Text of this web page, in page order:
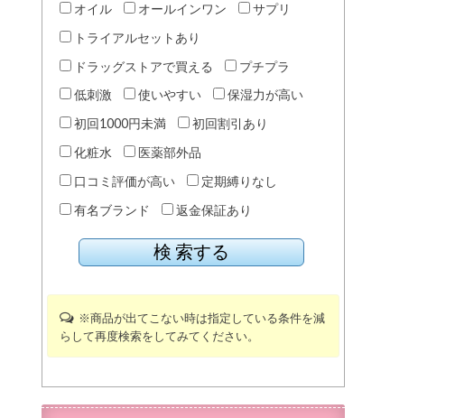
オイル
オールインワン
サプリ
トライアルセットあり
ドラッグストアで買える
プチプラ
低刺激
使いやすい
保湿力が高い
初回1000円未満
初回割引あり
化粧水
医薬部外品
口コミ評価が高い
定期縛りなし
有名ブランド
返金保証あり
※商品が出てこない時は指定している条件を減
らして再度検索をしてみてください。